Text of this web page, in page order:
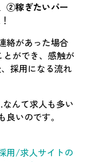
②稼ぎたいパー
絡があった場合
とができ、感触が
採用になる流れ
んて求人も多い
いのです。
用/求人サイトの